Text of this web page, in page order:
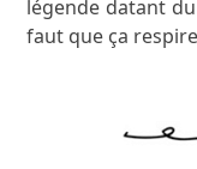
légende datant
faut que ça